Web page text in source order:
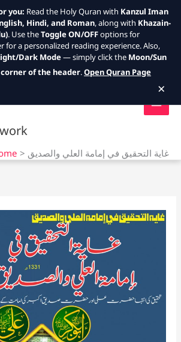
غاية التحقيق في إمامة العلي والصديق
you: Read the Holy Quran with Kanzul Iman
Hindi, and Roman, along with Khazain-
. Use theToggle ON/OFFoptions for
for a personalized reading experience. Also,
Dark Mode— simply click the Moon/Sun
of the header.Open Quran Page
×